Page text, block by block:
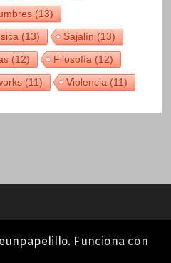
(13)
(13) Sajalín(13)
(12) Filosofía(12)
(11) Violencia(11)
. Funciona con